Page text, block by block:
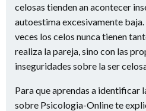
celosas tienden an acontecer
autoestima excesivamente
veces los celos nunca tienen
realiza la pareja, sino con las
inseguridades sobre la ser
Para que aprendas a identificar
sobre Psicologia-Online te